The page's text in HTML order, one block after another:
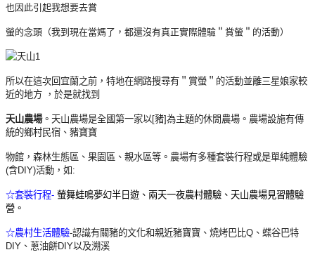
也因此引起我想要去賞
螢的念頭（我到現在當媽了， 都還沒有真正實際體驗＂賞螢＂的活動）
所以在這次回宜蘭之前，特地在網路搜尋有＂賞螢＂ 的活動並離三星娘家較
近的地方 ，於是就找到
天山農場。 天山農場是全國第一家以[豬]為主題的休閒農場。農場設施有傳
統的鄉村民宿、豬寶寶
物館，森林生態區、果園區、親水區等。農場有多種套裝行程或是單純體驗
(含DIY)活動，如:
☆套裝行程- 螢舞蛙鳴夢幻半日遊、兩天一夜農村體驗、天山農場見習體驗
營。
☆農村生活體驗-認識有關豬的文化和親近豬寶寶、燒烤巴比Q、蝶谷巴特
DIY、蔥油餅DIY以及溯溪